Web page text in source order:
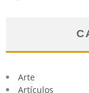
Arte
Artículos